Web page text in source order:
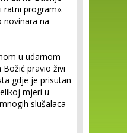
ratni program».
novinara na
u udarnom
pravio živi
gdje je prisutan
mjeri u
slušalaca